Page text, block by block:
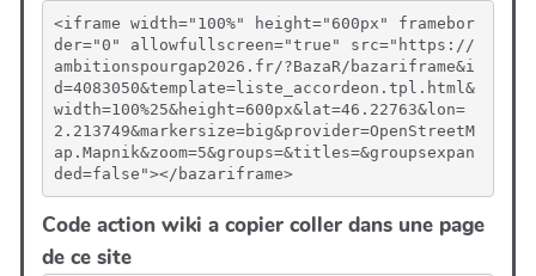
<iframe width="100%" height="600px" framebor
der="0" allowfullscreen="true" src="https://
ambitionspourgap2026.fr/?BazaR/bazariframe&i
d=4083050&template=liste_accordeon.tpl.html&
width=100%25&height=600px&lat=46.22763&lon=
2.213749&markersize=big&provider=OpenStreetM
ap.Mapnik&zoom=5&groups=&titles=&groupsexpan
ded=false"></bazariframe>
Code action wiki a copier coller dans une page
de ce site